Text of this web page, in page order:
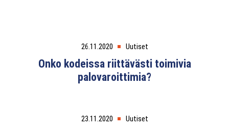
26.11.2020 Uutiset
Onko kodeissa riittävästi toimivia
palovaroittimia?
23.11.2020 Uutiset